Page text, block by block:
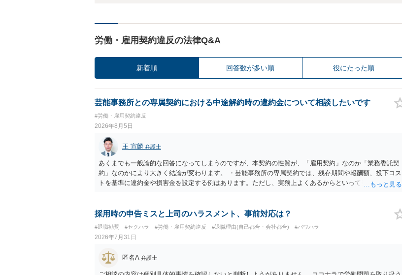
労働・雇用契約違反の法律Q&A
新着順 回答数が多い順 役にたった順
芸能事務所との専属契約における中途解約時の違約金について相談したいです
#労働・雇用契約違反
2026年8月5日
王 宣麟 弁護士
あくまでも一般論的な回答になってしまうのですが、本契約の性質が、「雇用契約」なのか「業務委託契
約」なのかにより大きく結論が変わります。 ・芸能事務所の専属契約では、残存期間や報酬額、投下コス
トを基準に違約金や損害金を設定する例はあります。ただし、実務上よくあるからといって当然に適法と
になるわけではありません。契約が労働契約に近い実態なら労基法16条で無効となる余地があり、そうで
なくても、金額が事務所の損害と比べて過大なら無効や減額が争点になります。 ・契約前の修正交渉は一
ではなく「合理的な実費・未回収費用のみ」に限定する、などが典型です。 ・弁護士に契約前に契約書の
内容をレビューしてもらう価値は十分にあると思われます。 争点は、契約類型が雇用か業務委託か、実態
として労働者性があるか、解除事由が双方にどう定められているか、違約金の算定根拠が合理的か、とい
う複数論点に分かれます。契約前なら、交渉のパワーバランスの問題もありますが、修正余地があるう
え、後から争うよりコストを抑えやすいので、資料等を持参の上弁護士に確認されることをお勧めしま
採用時の申告ミスと上司のハラスメント、事前対応は？
#退職勧奨 #セクハラ #労働・雇用契約違反 #退職理由(自己都合・会社都合) #パワハラ
2026年7月31日
匿名A 弁護士